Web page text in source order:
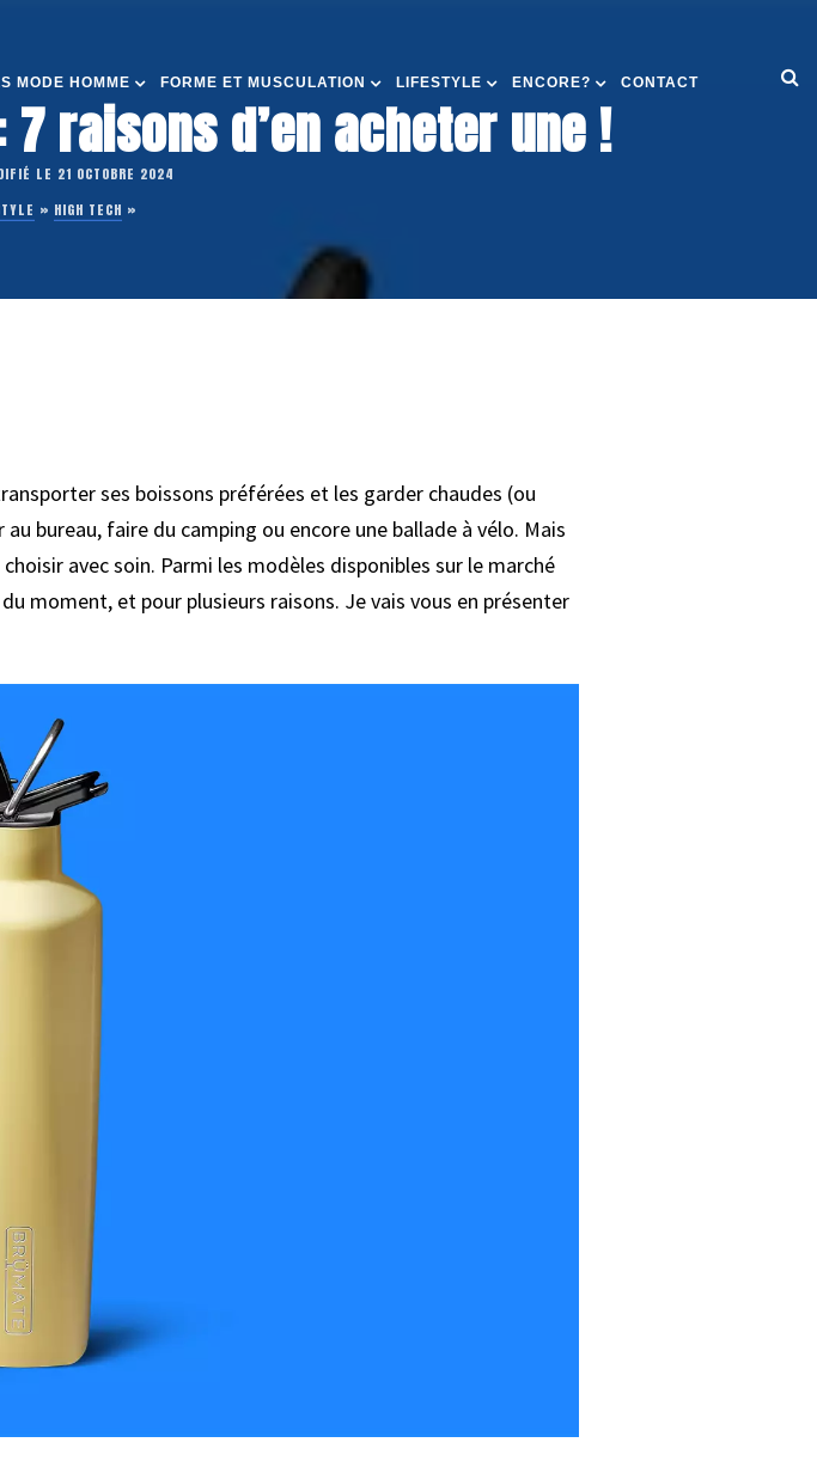
MODE HOMME FORME ET MUSCULATION LIFESTYLE ENCORE? CONTACT
raisons d’en acheter une !
LE 21 OCTOBRE 2024
» HIGH TECH »
ses boissons préférées et les garder chaudes (ou
bureau, faire du camping ou encore une ballade à vélo. Mais
avec soin. Parmi les modèles disponibles sur le marché
moment, et pour plusieurs raisons. Je vais vous en présenter